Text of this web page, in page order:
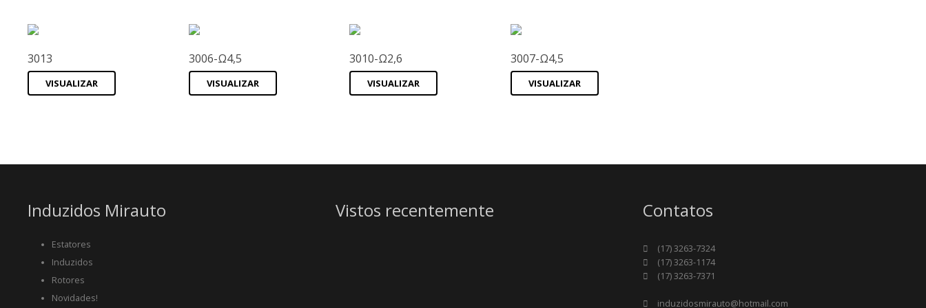
3013
VISUALIZAR
3006-Ω4,5
VISUALIZAR
3010-Ω2,6
VISUALIZAR
3007-Ω4,5
VISUALIZAR
Induzidos Mirauto
Estatores
Induzidos
Rotores
Novidades!
Vistos recentemente Contatos
(17) 3263-7324
(17) 3263-1174
(17) 3263-7371
induzidosmirauto@hotmail.com